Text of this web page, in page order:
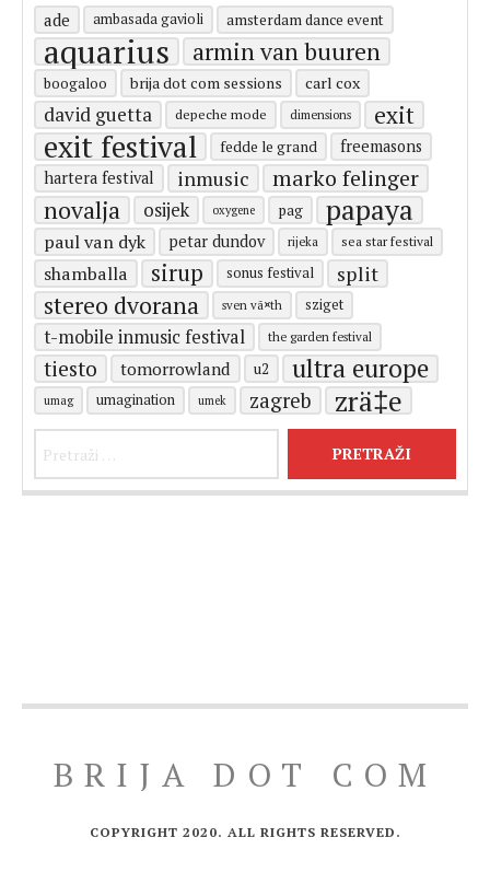
ade ambasada gavioli amsterdam dance event
aquarius armin van buuren
boogaloo brija dot com sessions carl cox
david guetta depeche mode dimensions exit
exit festival fedde le grand
freemasons
hartera festival
inmusic marko felinger
novalja osijek oxygene pag papaya
paul van dyk petar dundov rijeka sea star festival
shamballa sirup sonus festival split
stereo dvorana sven vã¤th sziget
t-mobile inmusic festival the garden festival
tiesto tomorrowland u2 ultra europe
umag umagination umek zagreb zrä‡e
BRIJA DOT COM
COPYRIGHT 2020. ALL RIGHTS RESERVED.